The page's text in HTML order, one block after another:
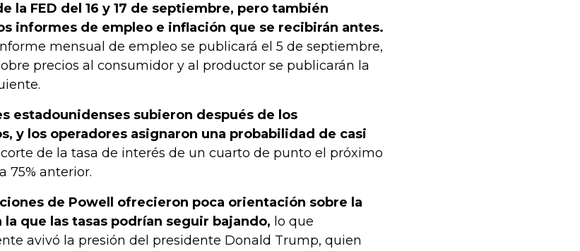
la FED del 16 y 17 de septiembre, pero también
informes de empleo e inflación que se recibirán antes.
mensual de empleo se publicará el 5 de septiembre,
precios al consumidor y al productor se publicarán la
estadounidenses subieron después de los
y los operadores asignaron una probabilidad de casi
de la tasa de interés de un cuarto de punto el próximo
75% anterior.
de Powell ofrecieron poca orientación sobre la
la que las tasas podrían seguir bajando, lo que
avivó la presión del presidente Donald Trump, quien